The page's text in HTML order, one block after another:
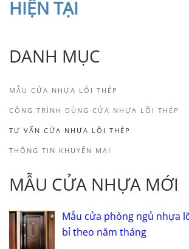
HIỆN TẠI
DANH MỤC
MẪU CỬA NHỰA LÕI THÉP
CÔNG TRÌNH DÙNG CỬA NHỰA LÕI THÉP
TƯ VẤN CỬA NHỰA LÕI THÉP
THÔNG TIN KHUYẾN MẠI
MẪU CỬA NHỰA MỚI
Mẫu cửa phòng ngủ nhựa
bỉ theo năm tháng